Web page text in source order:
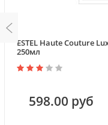
ESTEL Haute Couture
250мл
598.00 руб